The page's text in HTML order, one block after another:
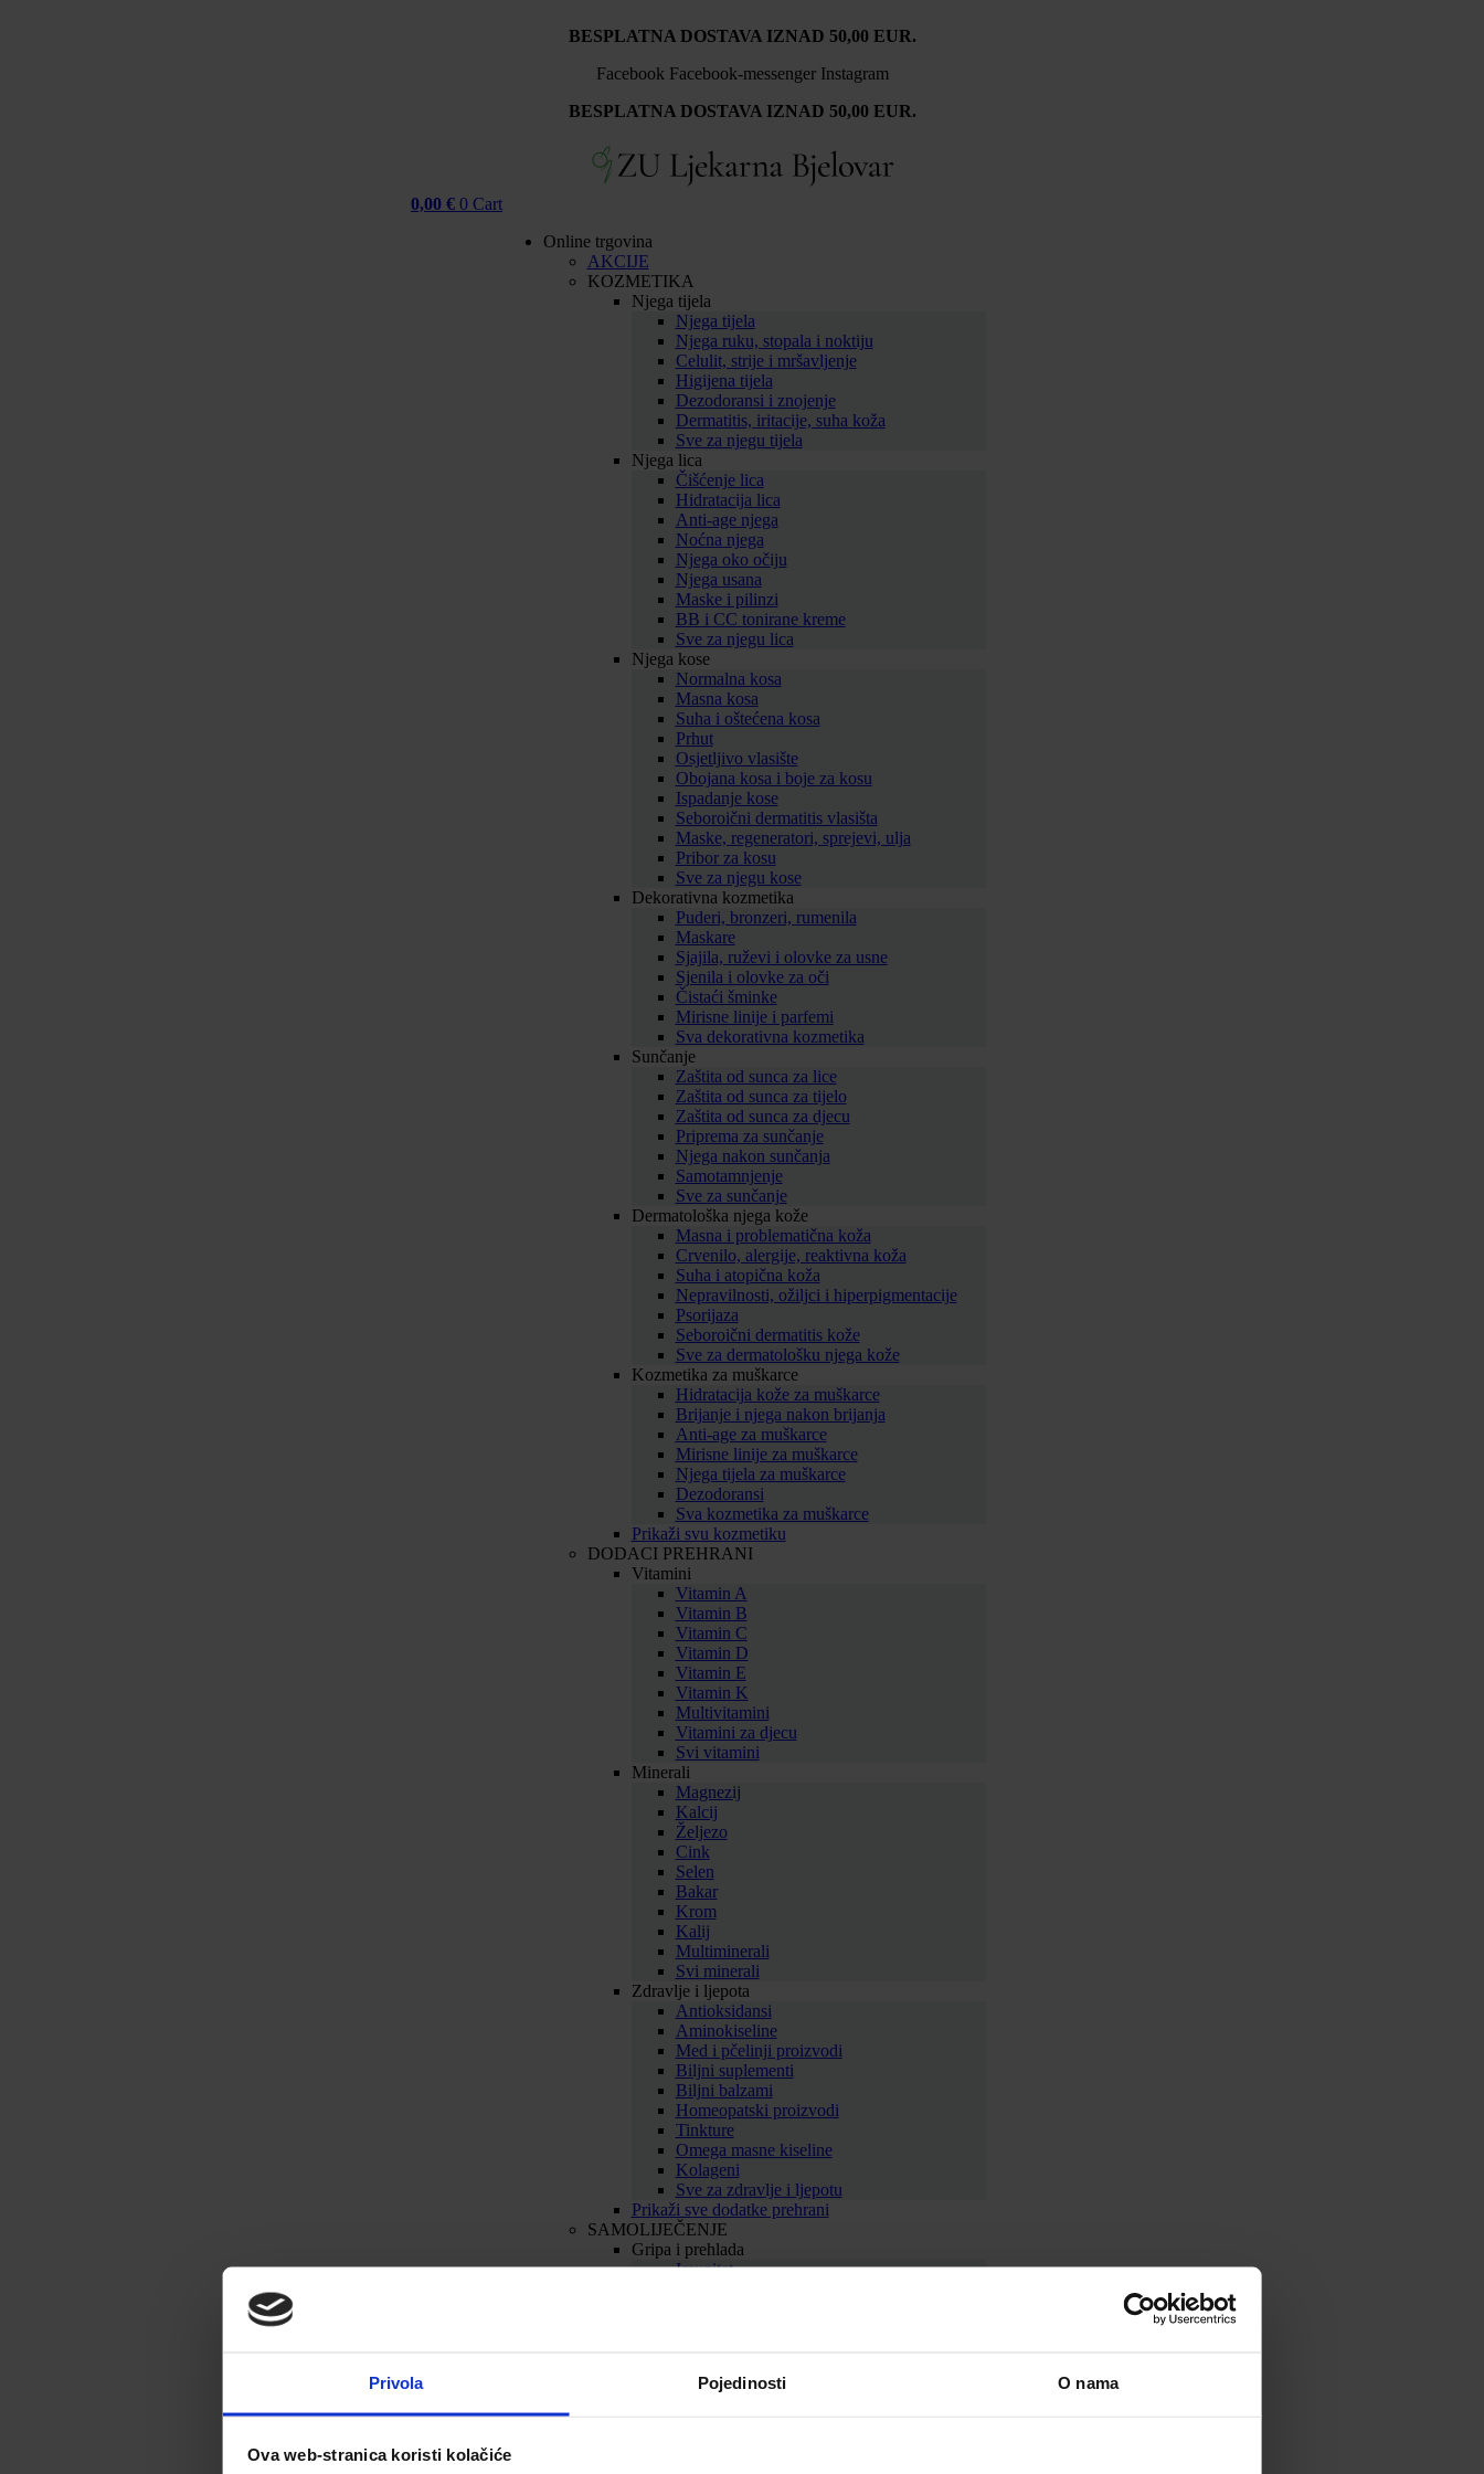
Privola Pojedinosti O nama
Ova web-stranica koristi kolačiće
BESPLATNA DOSTAVA IZNAD 50,00 EUR.
Facebook Facebook-messenger Instagram
BESPLATNA DOSTAVA IZNAD 50,00 EUR.
0,00 € 0 Cart
Online trgovina
AKCIJE
KOZMETIKA
Njega tijela
Njega tijela
Njega ruku, stopala i noktiju
Celulit, strije i mršavljenje
Higijena tijela
Dezodoransi i znojenje
Dermatitis, iritacije, suha koža
Sve za njegu tijela
Njega lica
Čišćenje lica
Hidratacija lica
Anti-age njega
Noćna njega
Njega oko očiju
Njega usana
Maske i pilinzi
BB i CC tonirane kreme
Sve za njegu lica
Njega kose
Normalna kosa
Masna kosa
Suha i oštećena kosa
Prhut
Osjetljivo vlasište
Obojana kosa i boje za kosu
Ispadanje kose
Seboroični dermatitis vlasišta
Maske, regeneratori, sprejevi, ulja
Pribor za kosu
Sve za njegu kose
Dekorativna kozmetika
Puderi, bronzeri, rumenila
Maskare
Sjajila, ruževi i olovke za usne
Sjenila i olovke za oči
Čistaći šminke
Mirisne linije i parfemi
Sva dekorativna kozmetika
Sunčanje
Zaštita od sunca za lice
Zaštita od sunca za tijelo
Zaštita od sunca za djecu
Priprema za sunčanje
Njega nakon sunčanja
Samotamnjenje
Sve za sunčanje
Dermatološka njega kože
Masna i problematična koža
Crvenilo, alergije, reaktivna koža
Suha i atopična koža
Nepravilnosti, ožiljci i hiperpigmentacije
Psorijaza
Seboroični dermatitis kože
Sve za dermatološku njega kože
Kozmetika za muškarce
Hidratacija kože za muškarce
Brijanje i njega nakon brijanja
Anti-age za muškarce
Mirisne linije za muškarce
Njega tijela za muškarce
Dezodoransi
Sva kozmetika za muškarce
Prikaži svu kozmetiku
DODACI PREHRANI
Vitamini
Vitamin A
Vitamin B
Vitamin C
Vitamin D
Vitamin E
Vitamin K
Multivitamini
Vitamini za djecu
Svi vitamini
Minerali
Magnezij
Kalcij
Željezo
Cink
Selen
Bakar
Krom
Kalij
Multiminerali
Svi minerali
Zdravlje i ljepota
Antioksidansi
Aminokiseline
Med i pčelinji proizvodi
Biljni suplementi
Biljni balzami
Homeopatski proizvodi
Tinkture
Omega masne kiseline
Kolageni
Sve za zdravlje i ljepotu
Prikaži sve dodatke prehrani
SAMOLIJEČENJE
Gripa i prehlada
Imunitet
Srce